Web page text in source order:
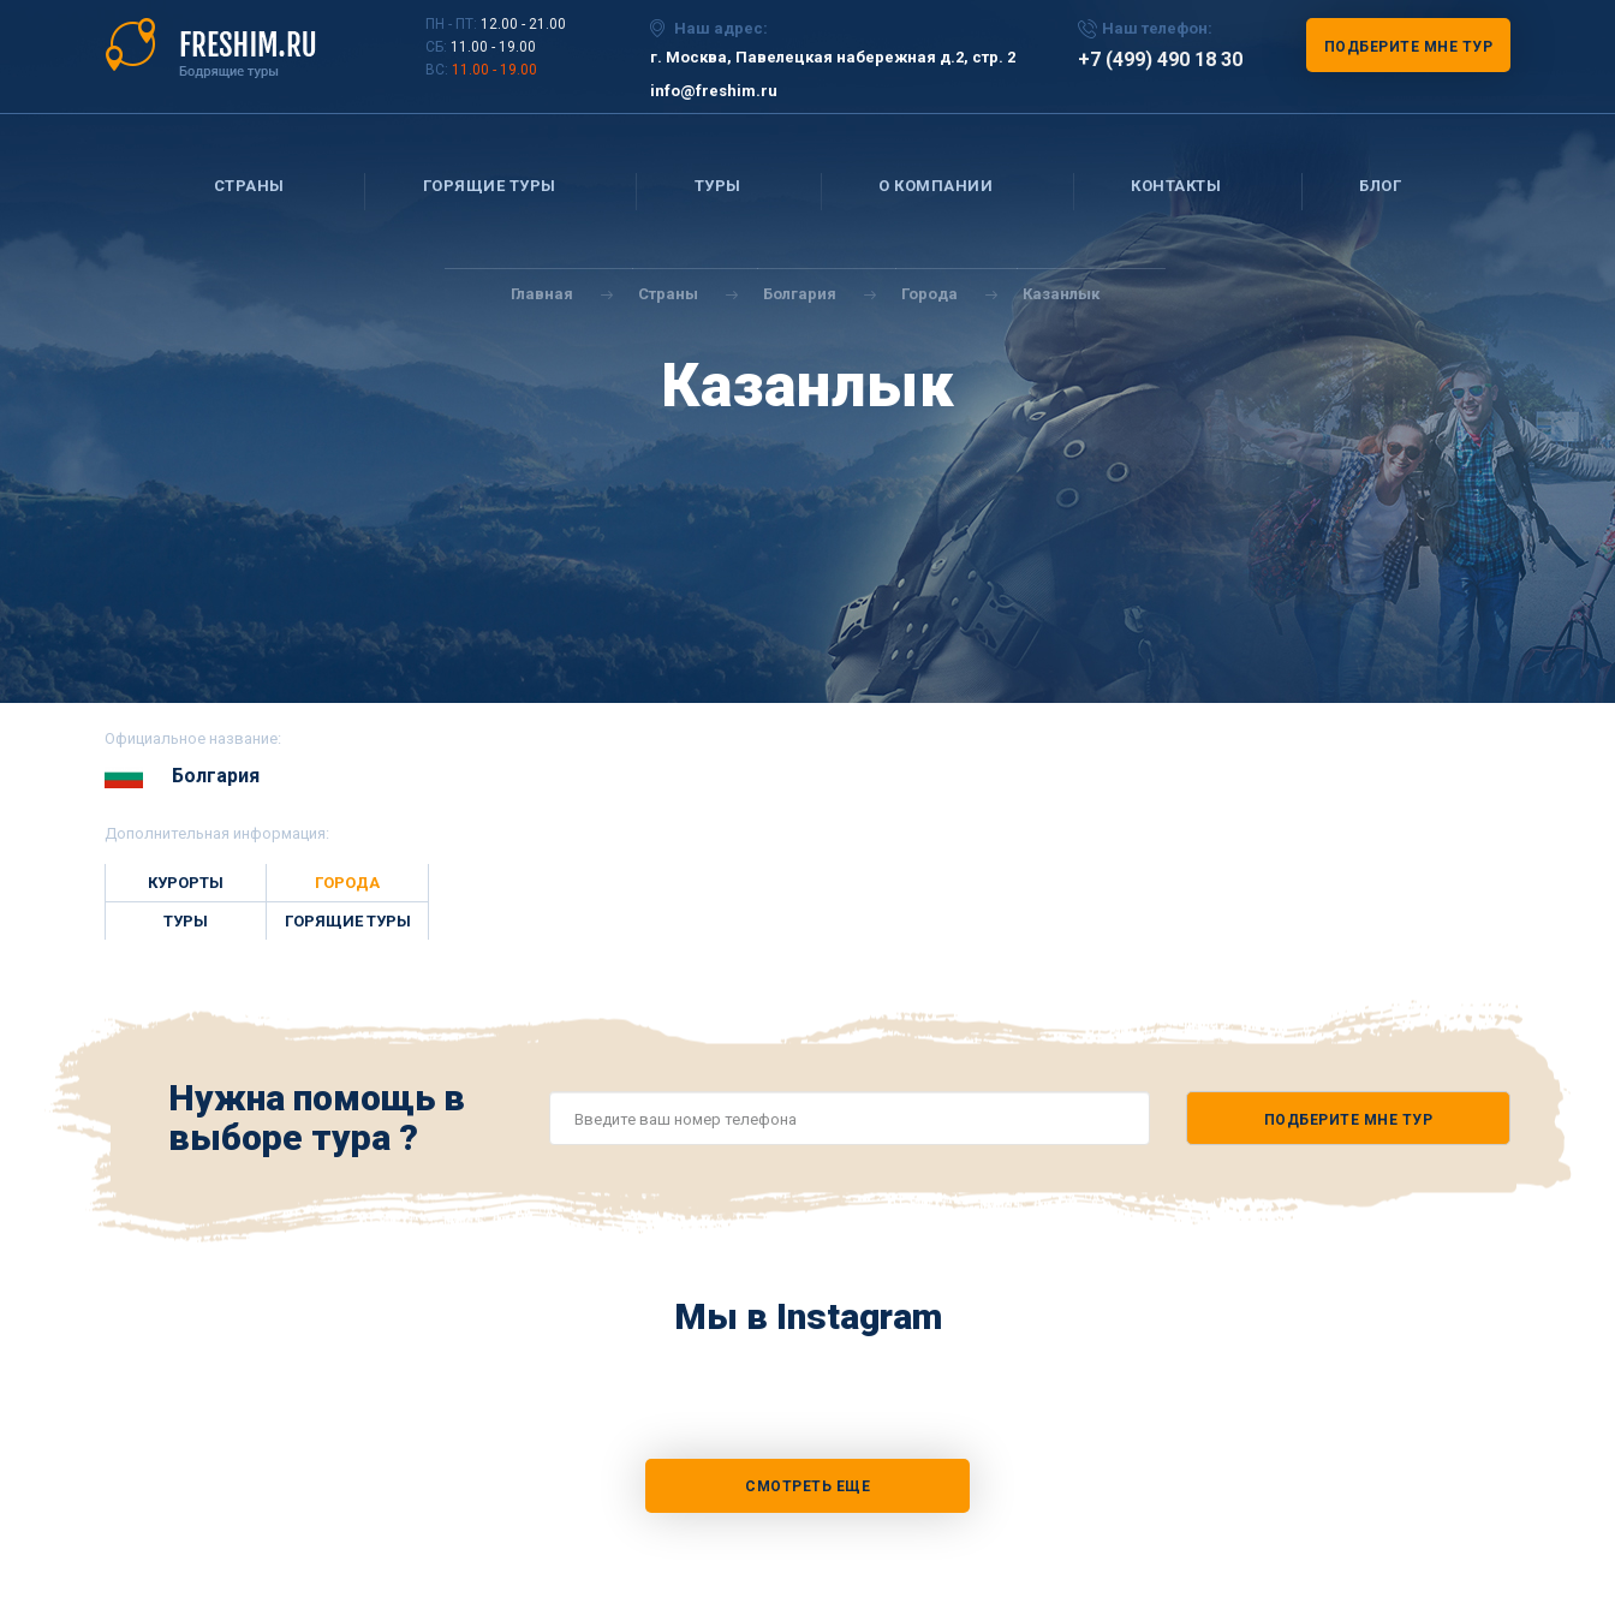
ПН - ПТ: 12.00 - 21.00
СБ: 11.00 - 19.00
ВС: 11.00 - 19.00
Наш адрес:
г. Москва, Павелецкая набережная д.2, стр. 2
info@freshim.ru
Наш телефон:
+7 (499) 490 18 30
ПОДБЕРИТЕ МНЕ ТУР
СТРАНЫ ГОРЯЩИЕ ТУРЫ ТУРЫ О КОМПАНИИ КОНТАКТЫ БЛОГ
Вы
здесь
Главная Страны Болгария Города Казанлык
Казанлык
Официальное название:
Болгария
Дополнительная информация:
КУРОРТЫ ГОРОДА
ТУРЫ ГОРЯЩИЕ ТУРЫ
Нужна помощь в
выборе тура ?
*
ПОДБЕРИТЕ МНЕ ТУР
Мы в Instagram
СМОТРЕТЬ ЕЩЕ